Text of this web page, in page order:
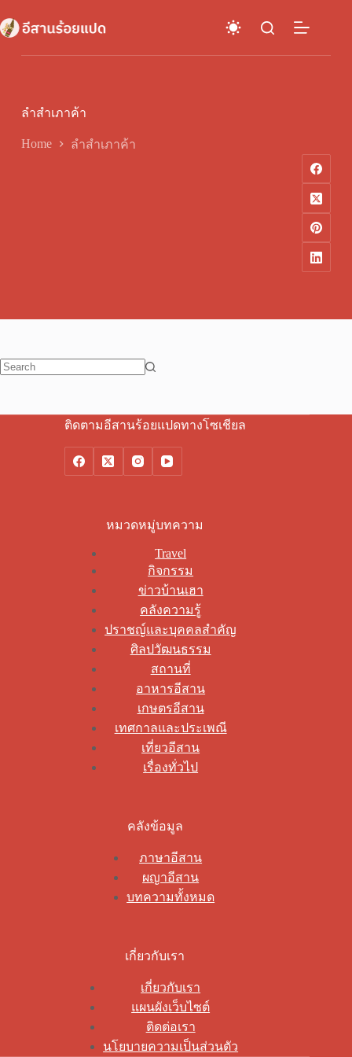
to
content
ลำสำเภาค้า
Home ลำสำเภาค้า
ติดตามอีสานร้อยแปดทางโซเชียล
หมวดหมู่บทความ
Travel
กิจกรรม
ข่าวบ้านเฮา
คลังความรู้
ปราชญ์และบุคคลสำคัญ
ศิลปวัฒนธรรม
สถานที่
อาหารอีสาน
เกษตรอีสาน
เทศกาลและประเพณี
เที่ยวอีสาน
เรื่องทั่วไป
คลังข้อมูล
ภาษาอีสาน
ผญาอีสาน
บทความทั้งหมด
เกี่ยวกับเรา
เกี่ยวกับเรา
แผนผังเว็บไซต์
ติดต่อเรา
นโยบายความเป็นส่วนตัว